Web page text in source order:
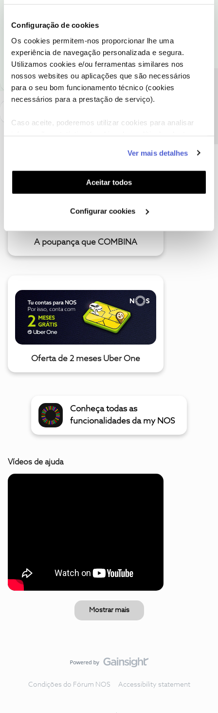
Configuração de cookies
Os cookies permitem-nos proporcionar lhe uma
experiência de navegação personalizada e segura.
Utilizamos cookies e/ou ferramentas similares nos
nossos websites ou aplicações que são necessários
para o seu bom funcionamento técnico (cookies
necessários para a prestação de serviço).
Caso aceite, poderemos utilizar cookies para analisar
funcionalidades (cookies de personalização e
funcionalidade) e adaptar anúncios aos seus interesses
(cookies de publicidade personalizada). Pode gerir a
utilização dos cookies clicando em "Configurar
Ver mais detalhes
Aceitar todos
Configurar cookies
Ajude a comunidade a encontrar informação relevante. Marque
como "Melhor Resposta" e faça "Like" nos melhores comentários.
Siga os perfis da moderação, através da opção "Seguir", para estar
A poupança que COMBINA
Oferta de 2 meses Uber One
Conheça todas as
funcionalidades da my NOS
Vídeos de ajuda
Mostrar mais
Condições do Fórum NOS Accessibility statement